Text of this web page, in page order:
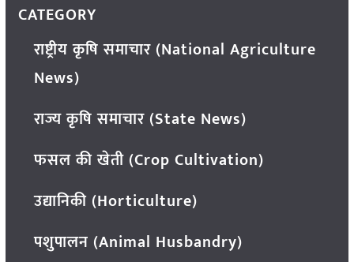
CATEGORY
राष्ट्रीय कृषि समाचार (National Agriculture
News)
राज्य कृषि समाचार (State News)
फसल की खेती (Crop Cultivation)
उद्यानिकी (Horticulture)
पशुपालन (Animal Husbandry)